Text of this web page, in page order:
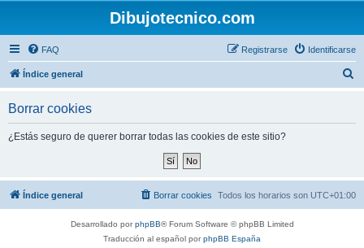
Dibujotecnico.com
FAQ Identificarse
Registrarse
Índice general
Borrar cookies
¿Estás seguro de querer borrar todas las cookies de este sitio?
Índice general Todos los horarios son UTC+01:00
Borrar cookies
Desarrollado porphpBB® Forum Software © phpBB Limited
Traducción al español porphpBB España